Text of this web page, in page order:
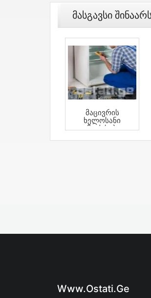
Მასგავსი
Მაცივრის
Ხელოსანი
Გამოძახებით
Www.ostati.ge